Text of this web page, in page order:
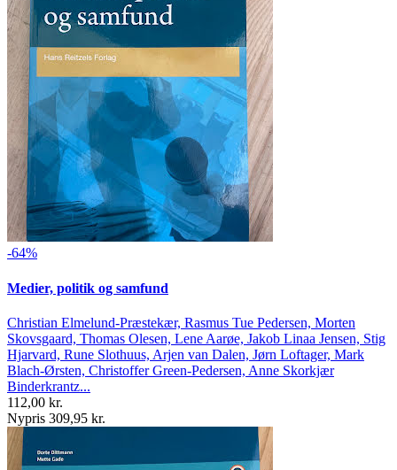
-64%
Medier, politik og samfund
Christian Elmelund-Præstekær, Rasmus Tue Pedersen, Morten
Skovsgaard, Thomas Olesen, Lene Aarøe, Jakob Linaa Jensen, Stig
Hjarvard, Rune Slothuus, Arjen van Dalen, Jørn Loftager, Mark
Blach-Ørsten, Christoffer Green-Pedersen, Anne Skorkjær
Binderkrantz...
112,00 kr.
Nypris 309,95 kr.